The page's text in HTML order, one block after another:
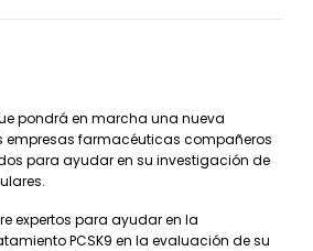
pondrá en marcha una nueva
empresas farmacéuticas compañeros
para ayudar en su investigación de
expertos para ayudar en la
PCSK9 en la evaluación de su